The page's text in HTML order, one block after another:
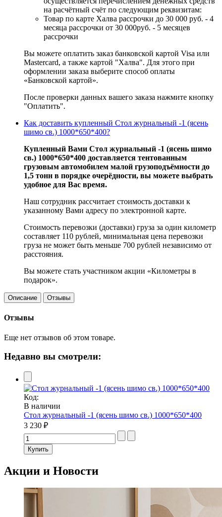
на расчётный счёт по следующим реквизитам:
Товар по карте Халва рассрочки до 30 000 руб. - 4
месяца рассрочки от 30 000руб. - 5 месяцев
рассрочки
Вы можете оплатить заказ банковской картой Visa или
Mastercard, а также картой "Халва". Для этого при
оформлении заказа выберите способ оплаты
«Банковской картой».
После проверки данных вашего заказа нажмите кнопку
"Оплатить".
Как доставить купленный Стол журнальный -1 (ясень
шимо св.) 1000*650*400?
Купленный Вами Стол журнальный -1 (ясень шимо
св.) 1000*650*400 доставляется тентованным
грузовым автомобилем малой грузоподъёмности до
1,5 тонн в порядке очерёдности, вы можете выбрать
удобное для Вас время.
Наш сотрудник рассчитает стоимость доставки к
указанному Вами адресу по электронной карте.
Стоимость перевозки (доставки) груза за один километр
составляет 110 рублей, минимальная цена перевозки
груза не может быть меньше 700 рублей независимо от
расстояния.
Вы можете стать участником акции «Километры в
подарок».
Описание Отзывы
Отзывы
Еще нет отзывов об этом товаре.
Недавно вы смотрели:
Код:
В наличии
Стол журнальный -1 (ясень шимо св.) 1000*650*400
3 230 ₽
Акции и Новости